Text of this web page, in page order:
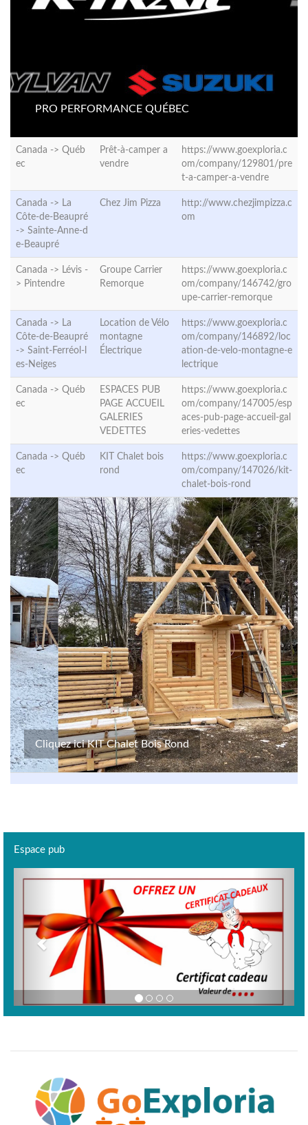
PRO PERFORMANCE QUÉBEC
Canada -> Québ
ec
Prêt-à-camper a
vendre
https://www.goexploria.c
om/company/129801/pre
t-a-camper-a-vendre
Canada -> La
Côte-de-Beaupré
-> Sainte-Anne-d
e-Beaupré
Chez Jim Pizza
http://www.chezjimpizza.c
om
Canada -> Lévis -
> Pintendre
Groupe Carrier
Remorque
https://www.goexploria.c
om/company/146742/gro
upe-carrier-remorque
Canada -> La
Côte-de-Beaupré
-> Saint-Ferréol-l
es-Neiges
Location de Vélo
montagne
Électrique
https://www.goexploria.c
om/company/146892/loc
ation-de-velo-montagne-e
lectrique
Canada -> Québ
ec
ESPACES PUB
PAGE ACCUEIL
GALERIES
VEDETTES
https://www.goexploria.c
om/company/147005/esp
aces-pub-page-accueil-gal
eries-vedettes
Canada -> Québ
ec
KIT Chalet bois
rond
https://www.goexploria.c
om/company/147026/kit-
chalet-bois-rond
Cliquez ici KIT Chalet Bois Rond
Espace pub